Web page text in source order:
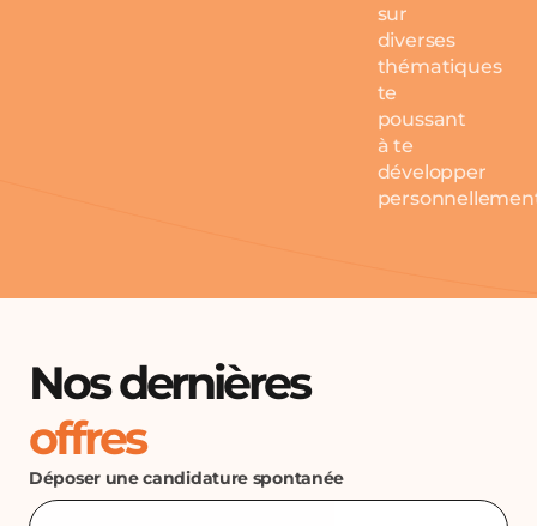
sur
diverses
thématiques
te
poussant
à te
développer
Nos dernières
offres
Déposer une candidature spontanée